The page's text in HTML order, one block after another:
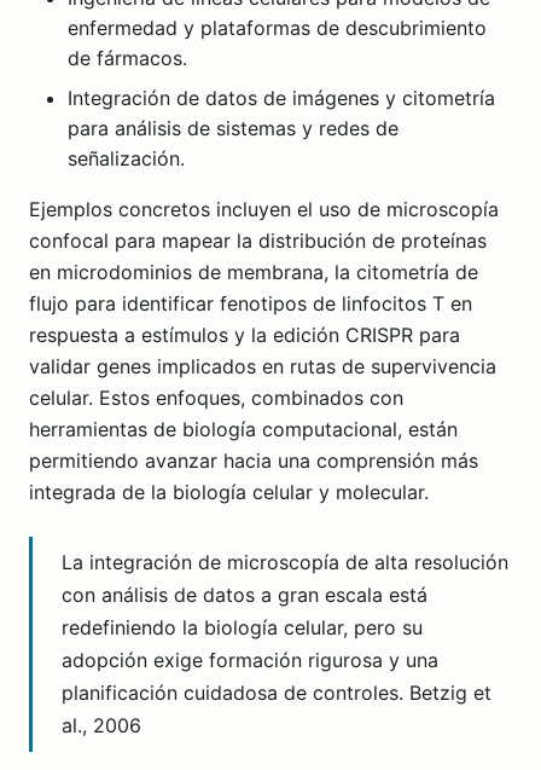
enfermedad y plataformas de descubrimiento
de fármacos.
Integración de datos de imágenes y citometría
para análisis de sistemas y redes de
señalización.
Ejemplos concretos incluyen el uso de microscopía
confocal para mapear la distribución de proteínas
en microdominios de membrana, la citometría de
flujo para identificar fenotipos de linfocitos T en
respuesta a estímulos y la edición CRISPR para
validar genes implicados en rutas de supervivencia
celular. Estos enfoques, combinados con
herramientas de biología computacional, están
permitiendo avanzar hacia una comprensión más
integrada de la biología celular y molecular.
La integración de microscopía de alta resolución
con análisis de datos a gran escala está
redefiniendo la biología celular, pero su
adopción exige formación rigurosa y una
planificación cuidadosa de controles. Betzig et
al., 2006